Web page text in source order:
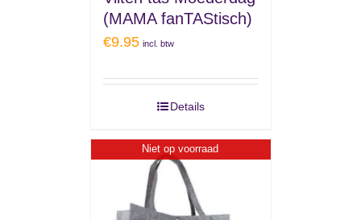
(MAMA fanTAStisch)
€9.95 incl. btw
Details
Niet op voorraad